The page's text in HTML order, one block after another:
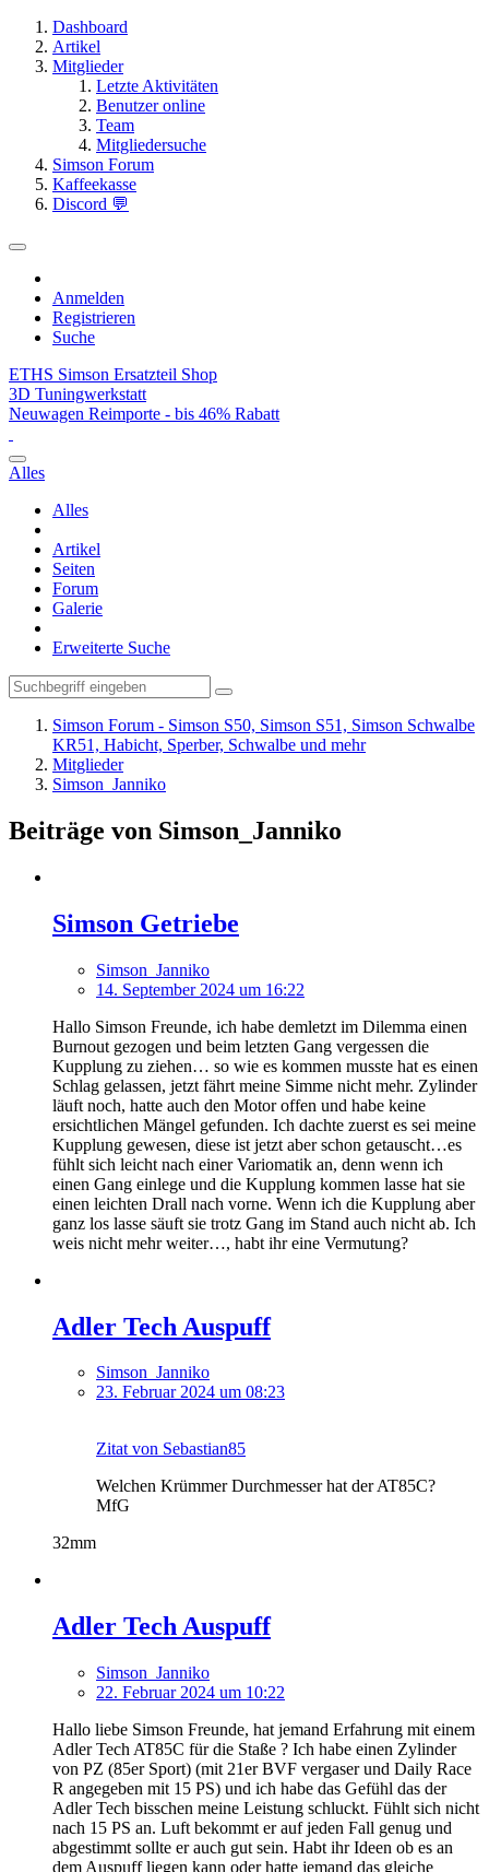
Dashboard
Artikel
Mitglieder
Letzte Aktivitäten
Benutzer online
Team
Mitgliedersuche
Simson Forum
Kaffeekasse
Discord 💬
Anmelden
Registrieren
Suche
ETHS Simson Ersatzteil Shop
3D Tuningwerkstatt
Neuwagen Reimporte - bis 46% Rabatt
Alles
Alles
Artikel
Seiten
Forum
Galerie
Erweiterte Suche
Simson Forum - Simson S50, Simson S51, Simson Schwalbe
KR51, Habicht, Sperber, Schwalbe und mehr
Mitglieder
Simson_Janniko
Beiträge von Simson_Janniko
Simson Getriebe
Simson_Janniko
14. September 2024 um 16:22
Hallo Simson Freunde, ich habe demletzt im Dilemma einen
Burnout gezogen und beim letzten Gang vergessen die
Kupplung zu ziehen… so wie es kommen musste hat es einen
Schlag gelassen, jetzt fährt meine Simme nicht mehr. Zylinder
läuft noch, hatte auch den Motor offen und habe keine
ersichtlichen Mängel gefunden. Ich dachte zuerst es sei meine
Kupplung gewesen, diese ist jetzt aber schon getauscht…es
fühlt sich leicht nach einer Variomatik an, denn wenn ich
einen Gang einlege und die Kupplung kommen lasse hat sie
einen leichten Drall nach vorne. Wenn ich die Kupplung aber
ganz los lasse säuft sie trotz Gang im Stand auch nicht ab. Ich
weis nicht mehr weiter…, habt ihr eine Vermutung?
Adler Tech Auspuff
Simson_Janniko
23. Februar 2024 um 08:23
Zitat von Sebastian85
Welchen Krümmer Durchmesser hat der AT85C?
MfG
32mm
Adler Tech Auspuff
Simson_Janniko
22. Februar 2024 um 10:22
Hallo liebe Simson Freunde, hat jemand Erfahrung mit einem
Adler Tech AT85C für die Staße ? Ich habe einen Zylinder
von PZ (85er Sport) (mit 21er BVF vergaser und Daily Race
R angegeben mit 15 PS) und ich habe das Gefühl das der
Adler Tech bisschen meine Leistung schluckt. Fühlt sich nicht
nach 15 PS an. Luft bekommt er auf jeden Fall genug und
abgestimmt sollte er auch gut sein. Habt ihr Ideen ob es an
dem Auspuff liegen kann oder hatte jemand das gleiche